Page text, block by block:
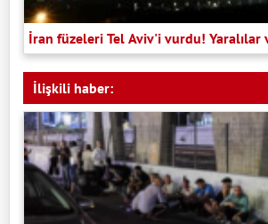
İran füzeleri Tel Aviv'i vurdu! Yaralılar
İlişkili haber: